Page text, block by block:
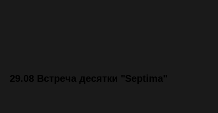
29.08 Встреча десятки "Septima"